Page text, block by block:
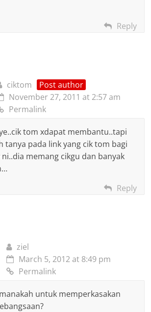
Reply
ciktom
Post author
November 27, 2011 at 2:57 am
Permalink
tom xdapat membantu..tapi
tanya pada link yang cik tom bagi
memang cikgu dan banyak
Reply
ziel
March 5, 2012 at 8:49 pm
Permalink
untuk memperkasakan